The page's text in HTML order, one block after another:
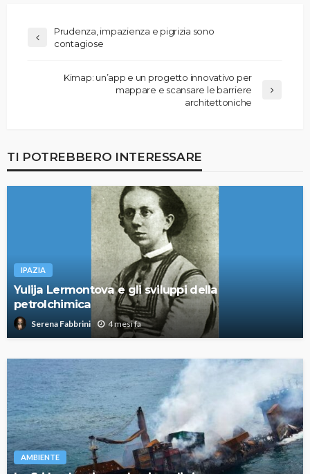
Prudenza, impazienza e pigrizia sono
contagiose
Kimap: un’app e un progetto innovativo per
mappare e scansare le barriere
architettoniche
TI POTREBBERO INTERESSARE
IPAZIA
Yulija Lermontova e gli sviluppi della
petrolchimica
Serena Fabbrini 4 mesi fa
AMBIENTE